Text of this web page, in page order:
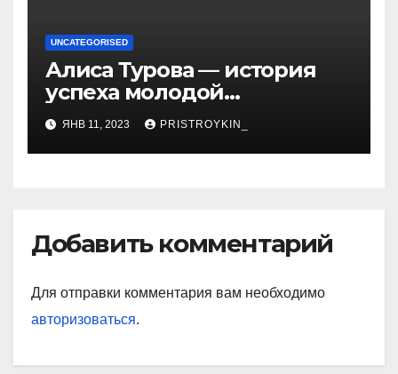
жизни!
UNCATEGORISED
Алиса Турова — история
успеха молодой
предпринимательницы,
которая покорила бизнес-
мир своим уникальным
ЯНВ 11, 2023 PRISTROYKIN_
Добавить комментарий
Для отправки комментария вам необходимо
авторизоваться.